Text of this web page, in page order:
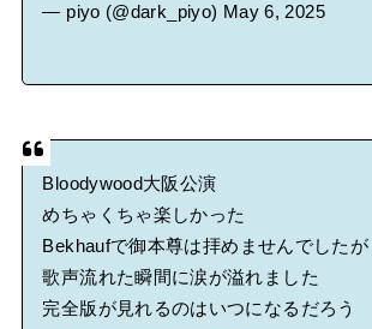
— piyo (@dark_piyo) May 6, 2025
Bloodywood大阪公演
めちゃくちゃ楽しかった
Bekhaufで御本尊は拝めませんでしたが
歌声流れた瞬間に涙が溢れました
完全版が見れるのはいつになるだろう